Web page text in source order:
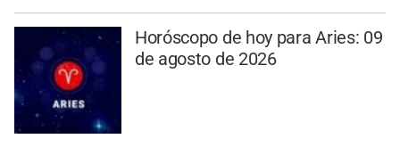
Horóscopo de hoy para Aries: 09
de agosto de 2026